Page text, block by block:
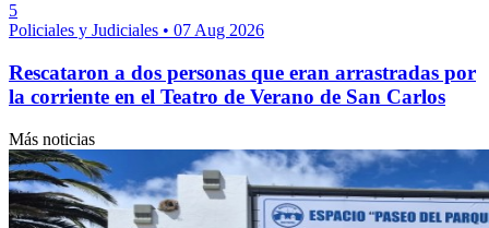
5
Policiales y Judiciales • 07 Aug 2026
Rescataron a dos personas que eran arrastradas por
la corriente en el Teatro de Verano de San Carlos
Más noticias